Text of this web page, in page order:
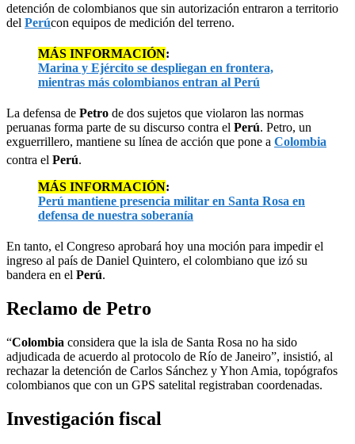
detención de colombianos que sin autorización entraron a territorio
del Perúcon equipos de medición del terreno.
MÁS INFORMACIÓN:
Marina y Ejército se despliegan en frontera,
mientras más colombianos entran al Perú
La defensa de Petro de dos sujetos que violaron las normas
peruanas forma parte de su discurso contra el Perú. Petro, un
exguerrillero, mantiene su línea de acción que pone a Colombia
contra el Perú.
MÁS INFORMACIÓN:
Perú mantiene presencia militar en Santa Rosa en
defensa de nuestra soberanía
En tanto, el Congreso aprobará hoy una moción para impedir el
ingreso al país de Daniel Quintero, el colombiano que izó su
bandera en el Perú.
Reclamo de Petro
“Colombia considera que la isla de Santa Rosa no ha sido
adjudicada de acuerdo al protocolo de Río de Janeiro”, insistió, al
rechazar la detención de Carlos Sánchez y Yhon Amia, topógrafos
colombianos que con un GPS satelital registraban coordenadas.
Investigación fiscal